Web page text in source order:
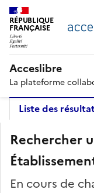
RÉPUBLIQUE
FRANÇAISE
Acceslibre
La plateforme
Liste des
Rechercher
En cours de